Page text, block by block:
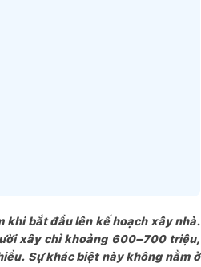
khi bắt đầu lên kế hoạch xây nhà.
xây chỉ khoảng 600–700 triệu,
Sự khác biệt này không nằm ở